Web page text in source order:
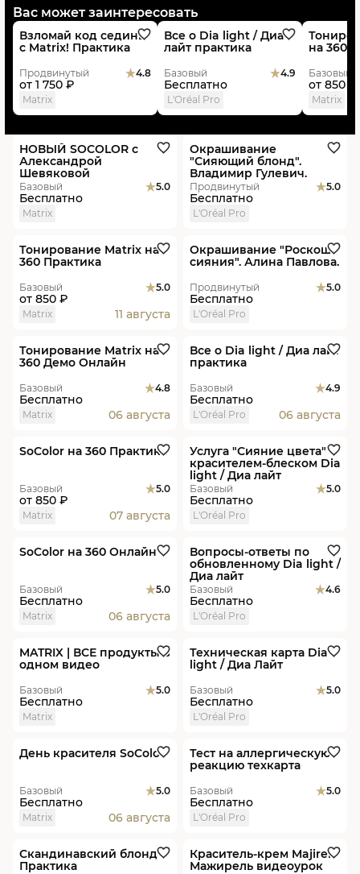
Вас может заинтересовать
В студиях Скидка Пакет
Взломай код седины
с Matrix​! Практика
Продвинутый 4.8
от 1 750 ₽
Matrix
В студиях
Все о Dia light / Диа
лайт практика
Базовый 4.9
Бесплатно
L'Oréal Pro
на 360
Базовый
от 850 ₽
Matrix
НОВЫЙ SOCOLOR c
Александрой
Шевяковой
Базовый 5.0
Бесплатно
Matrix
Окрашивание
"Сияющий блонд".
Владимир Гулевич.
Продвинутый 5.0
Бесплатно
L'Oréal Pro
Тонирование Matrix на
360 Практика
Базовый 5.0
от 850 ₽
Matrix 11 августа
Окрашивание "Роскошь
сияния". Алина Павлова.
Продвинутый 5.0
Бесплатно
L'Oréal Pro
Новинка
Тонирование Matrix на
360 Демо Онлайн
Базовый 4.8
Бесплатно
Matrix 06 августа
Все о Dia light / Диа лайт
практика
Базовый 4.9
Бесплатно
L'Oréal Pro 06 августа
Скидка Пакет
SoColor на 360 Практика
Базовый 5.0
от 850 ₽
Matrix 07 августа
Новинка
Услуга "Сияние цвета" с
красителем-блеском Dia
light / Диа лайт
Базовый 5.0
Бесплатно
L'Oréal Pro
SoColor на 360 Онлайн
Базовый 5.0
Бесплатно
Matrix 06 августа
Вопросы-ответы по
обновленному Dia light /
Диа лайт
Базовый 4.6
Бесплатно
L'Oréal Pro
MATRIX | ВСЕ продукты в
одном видео
Базовый 5.0
Бесплатно
Matrix
Техническая карта Dia
light / Диа Лайт
Базовый 5.0
Бесплатно
L'Oréal Pro
День красителя SoColor
Базовый 5.0
Бесплатно
Matrix 06 августа
Тест на аллергическую
реакцию техкарта
Базовый 5.0
Бесплатно
L'Oréal Pro
Скидка Пакет
Скандинавский блонд
Практика
Краситель-крем Majirel /
Мажирель видеоурок